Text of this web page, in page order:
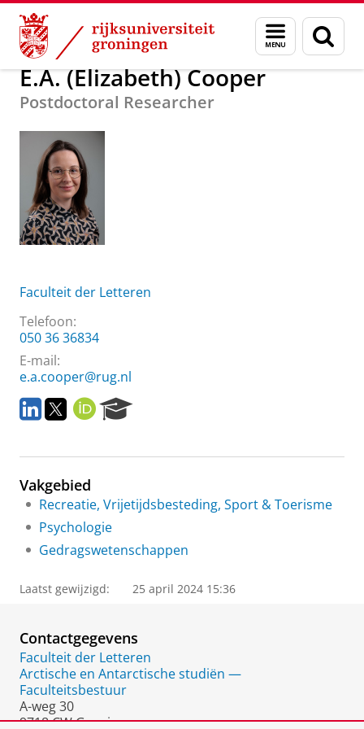
Skip
Content
Skip
Navigation
Menu
en
zoeken
Over ons E.A. (Elizabeth) Cooper
E.A. (Elizabeth) Cooper
Postdoctoral Researcher
Faculteit der Letteren
Telefoon:
050 36 36834
E-mail:
e.a.cooper@rug.nl
L
i
k
d
I
n
T
w
t
e
r
O
R
I
e
c
o
t
Vakgebied
Recreatie, Vrijetijdsbesteding, Sport & Toerisme
Psychologie
Gedragswetenschappen
Laatst gewijzigd: 25 april 2024 15:36
Contactgegevens
Faculteit der Letteren
Arctische en Antarctische studiën —
Faculteitsbestuur
A-weg 30
9718 CW Groningen